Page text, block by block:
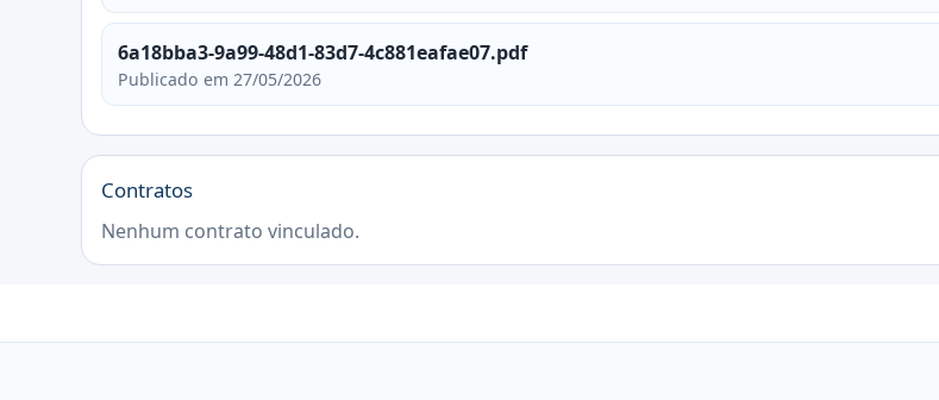
6a18bba3-9a99-48d1-83d7-4c881eafae07.pdf
Publicado em 27/05/2026
Contratos
Nenhum contrato vinculado.